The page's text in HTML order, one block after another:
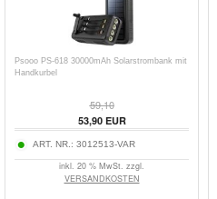
Psooo PS-618 30000mAh Solarstrombank mit
Handkurbel
59,10
53,90EUR
ART. NR.: 3012513-VAR
inkl. 20 % MwSt. zzgl.
VERSANDKOSTEN